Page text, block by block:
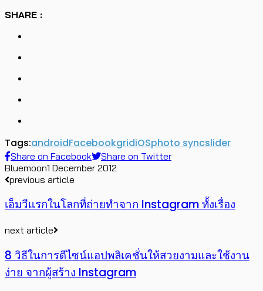
SHARE :
Tags:androidFacebookgridiOSphoto syncslider
Share on Facebook
Share on Twitter
Bluemoon1 December 2012
previous article
เอ็มวีแรกในโลกที่ถ่ายทำจาก Instagram ทั้งเรื่อง
next article
8 วิธีในการดีไซน์แอปพลิเคชั่นให้สวยงามและใช้งาน
ง่าย จากผู้สร้าง Instagram